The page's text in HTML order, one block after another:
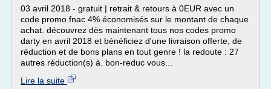
03 avril 2018 - gratuit | retrait & retours à 0EUR avec un
code promo fnac 4% économisés sur le montant de chaque
achat. découvrez dès maintenant tous nos codes promo
darty en avril 2018 et bénéficiez d'une livraison offerte, de
réduction et de bons plans en tout genre ! la redoute : 27
autres réduction(s) à. bon-reduc vous...
Lire la suite